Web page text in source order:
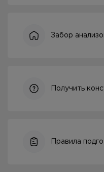
Забор
Получить
Правила